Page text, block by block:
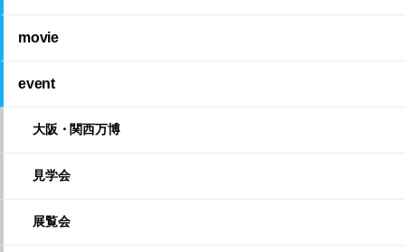
movie
event
大阪・関西万博
見学会
展覧会